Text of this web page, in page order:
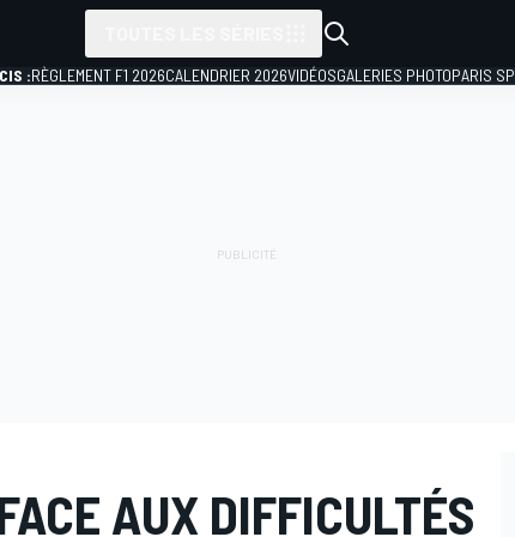
:RÈGLEMENT F1 2026CALENDRIER 2026VIDÉOSGALERIES PHOTOPARIS
AUX DIFFICULTÉS